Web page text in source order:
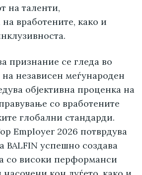
на таленти,
на вработените, како и
признание се гледа во
на независен меѓународен
објективна проценка на
со вработените
глобални стандарди.
Employer 2026 потврдува
BALFIN успешно создава
со високи перформанси